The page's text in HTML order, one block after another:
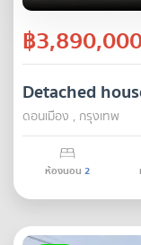
฿
Detached
ดอนเมือง , กรุงเทพ
ห้องนอน 2